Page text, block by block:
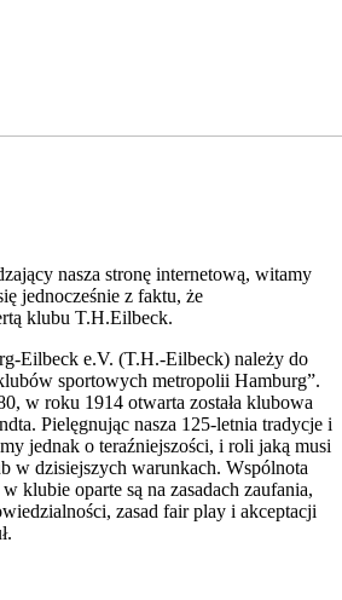
nasza stronę internetową, witamy
jednocześnie z faktu, że
klubu T.H.Eilbeck.
Eilbeck e.V. (T.H.-Eilbeck) należy do
sportowych metropolii Hamburg”.
w roku 1914 otwarta została klubowa
Pielęgnując nasza 125-letnia tradycje i
jednak o teraźniejszości, i roli jaką musi
w dzisiejszych warunkach. Wspólnota
klubie oparte są na zasadach zaufania,
zasad fair play i akceptacji